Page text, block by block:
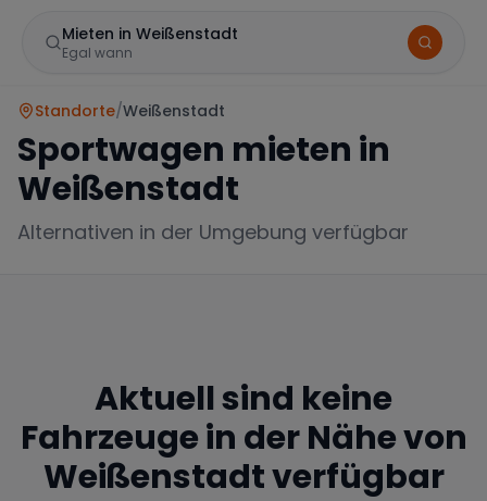
Mieten in Weißenstadt
Egal wann
Mercedes BMW Audi
Standorte/Weißenstadt
Sportwagen mieten in
Weißenstadt
Alternativen in der Umgebung verfügbar
Aktuell sind keine
Fahrzeuge in der Nähe von
Weißenstadtverfügbar